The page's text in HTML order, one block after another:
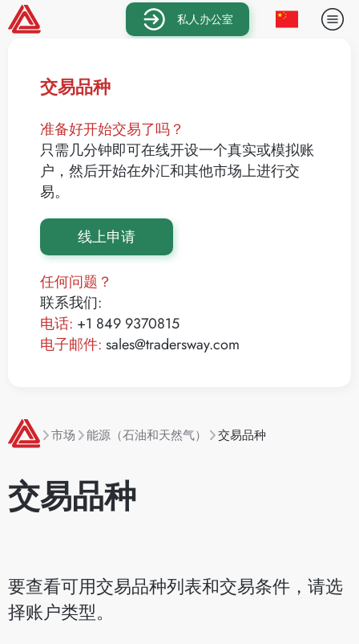
私人办公室
交易品种
准备好开始交易了吗？
只需几分钟即可在线开设一个真实或模拟账
户，然后开始在外汇和其他市场上进行交
易。
线上申请
任何问题？
联系我们:
电话: +1 849 9370815
电子邮件: sales@tradersway.com
市场 能源（石油和天然气） 交易品种
交易品种
要查看可用交易品种列表和交易条件，请选
择账户类型。